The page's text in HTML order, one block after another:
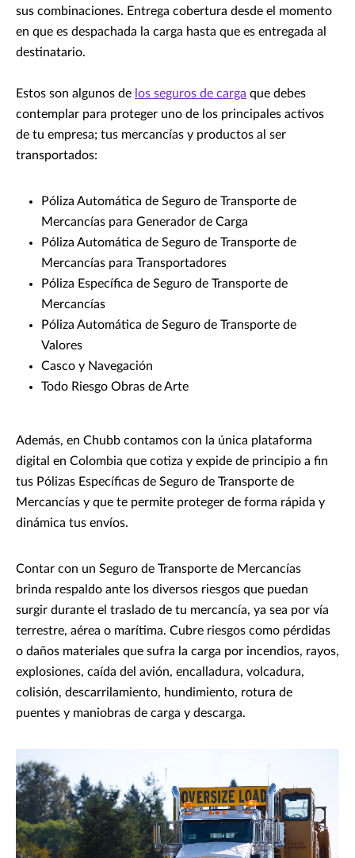
sus combinaciones. Entrega cobertura desde el momento
en que es despachada la carga hasta que es entregada al
destinatario.
Estos son algunos de los seguros de carga que debes
contemplar para proteger uno de los principales activos
de tu empresa; tus mercancías y productos al ser
transportados:
Póliza Automática de Seguro de Transporte de
Mercancías para Generador de Carga
Póliza Automática de Seguro de Transporte de
Mercancías para Transportadores
Póliza Específica de Seguro de Transporte de
Mercancías
Póliza Automática de Seguro de Transporte de
Valores
Casco y Navegación
Todo Riesgo Obras de Arte
Además, en Chubb contamos con la única plataforma
digital en Colombia que cotiza y expide de principio a fin
tus Pólizas Específicas de Seguro de Transporte de
Mercancías y que te permite proteger de forma rápida y
dinámica tus envíos.
Contar con un Seguro de Transporte de Mercancías
brinda respaldo ante los diversos riesgos que puedan
surgir durante el traslado de tu mercancía, ya sea por vía
terrestre, aérea o marítima. Cubre riesgos como pérdidas
o daños materiales que sufra la carga por incendios, rayos,
explosiones, caída del avión, encalladura, volcadura,
colisión, descarrilamiento, hundimiento, rotura de
puentes y maniobras de carga y descarga.